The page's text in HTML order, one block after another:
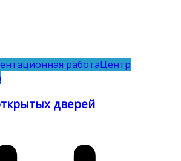
работаЦентр
дверей